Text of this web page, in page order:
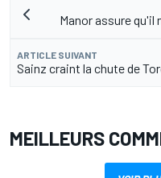
Manor assure qu'il
ARTICLE SUIVANT
Sainz craint la chute de
MEILLEURS